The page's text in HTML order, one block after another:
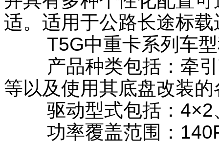
美观大方，安全舒适。
途标载运输及中短途运输
T5G中重卡系列车型
型谱完整。
产品种类包括：牵引
等以及使用其底盘改装